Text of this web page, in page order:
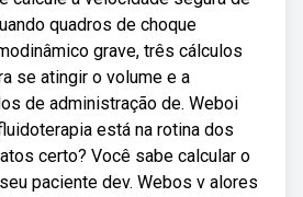
quadros de choque
grave, três cálculos
se atingir o volume e a
de administração de. Weboi
está na rotina dos
certo? Você sabe calcular o
paciente dev. Webos v alores